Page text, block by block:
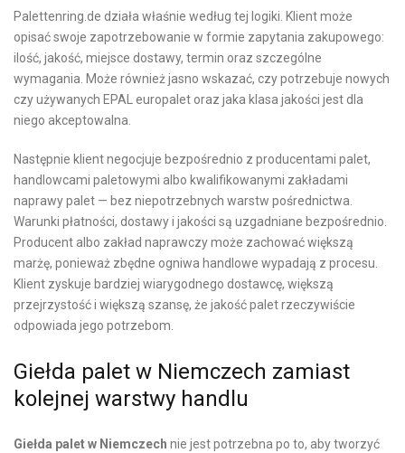
Palettenring.de działa właśnie według tej logiki. Klient może
opisać swoje zapotrzebowanie w formie zapytania zakupowego:
ilość, jakość, miejsce dostawy, termin oraz szczególne
wymagania. Może również jasno wskazać, czy potrzebuje nowych
czy używanych EPAL europalet oraz jaka klasa jakości jest dla
niego akceptowalna.
Następnie klient negocjuje bezpośrednio z producentami palet,
handlowcami paletowymi albo kwalifikowanymi zakładami
naprawy palet — bez niepotrzebnych warstw pośrednictwa.
Warunki płatności, dostawy i jakości są uzgadniane bezpośrednio.
Producent albo zakład naprawczy może zachować większą
marżę, ponieważ zbędne ogniwa handlowe wypadają z procesu.
Klient zyskuje bardziej wiarygodnego dostawcę, większą
przejrzystość i większą szansę, że jakość palet rzeczywiście
odpowiada jego potrzebom.
Giełda palet w Niemczech zamiast
kolejnej warstwy handlu
Giełda palet w Niemczech nie jest potrzebna po to, aby tworzyć